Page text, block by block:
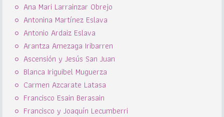
Ana Mari Larrainzar Obrejo
Antonina Martínez Eslava
Antonio Ardaiz Eslava
Arantza Amezaga Iribarren
Ascensión y Jesús San Juan
Blanca Iriguibel Muguerza
Carmen Azcarate Latasa
Francisco Esain Berasain
Francisco y Joaquín Lecumberri